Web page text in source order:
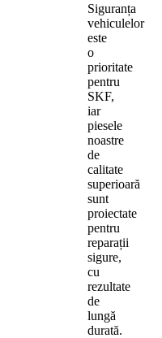
Siguranța
vehiculelor
este
o
prioritate
pentru
SKF,
iar
piesele
noastre
de
calitate
superioară
sunt
proiectate
pentru
reparații
sigure,
cu
rezultate
de
lungă
durată.